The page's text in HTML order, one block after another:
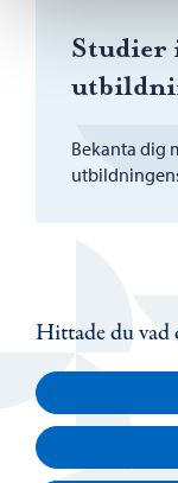
Studier
Bekanta dig
Hittade du vad